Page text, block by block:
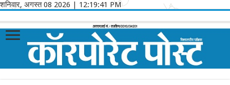
शनिवार, अगस्त 08 2026 | 12:19:41 PM